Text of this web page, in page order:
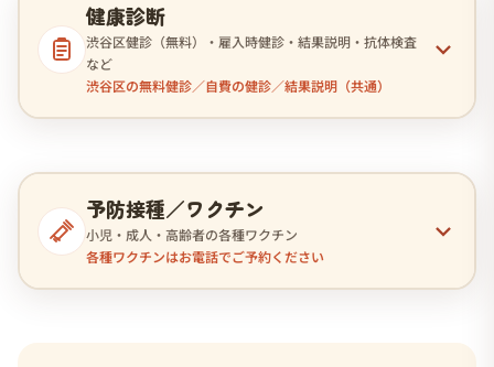
健康診断
渋谷区健診（無料）・雇入時健診・結果説明・抗体検査
など
渋谷区の無料健診／自費の健診／結果説明（共通）
予防接種／ワクチン
小児・成人・高齢者の各種ワクチン
各種ワクチンはお電話でご予約ください